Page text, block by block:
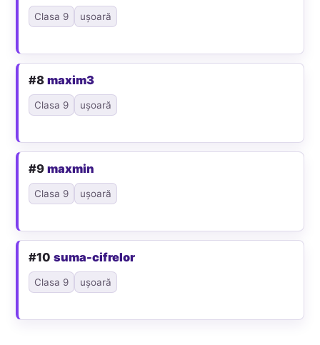
Clasa 9 ușoară
#8maxim3
Clasa 9 ușoară
#9maxmin
Clasa 9 ușoară
#10suma-cifrelor
Clasa 9 ușoară